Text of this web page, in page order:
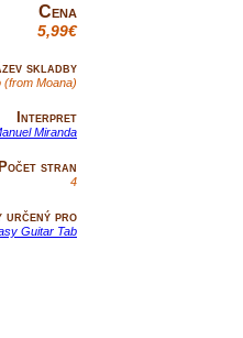
Cena
5,99€
skladby
(from Moana)
Interpret
Miranda
Počet stran
4
určený pro
Guitar Tab